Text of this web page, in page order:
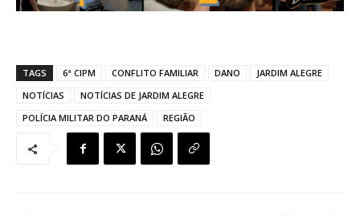
TAGS 6ª CIPM CONFLITO FAMILIAR DANO
JARDIM ALEGRE
NOTÍCIAS
NOTÍCIAS DE JARDIM ALEGRE
POLÍCIA MILITAR DO PARANÁ
REGIÃO